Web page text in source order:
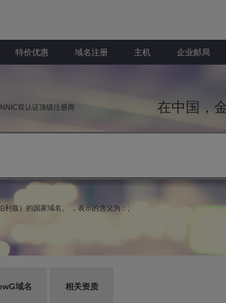
特价优惠 域名注册 主机 企业邮局
双认证顶级注册商 在中国，
利兹）的国家域名。 ，表示的含义为：;
域名 相关资质